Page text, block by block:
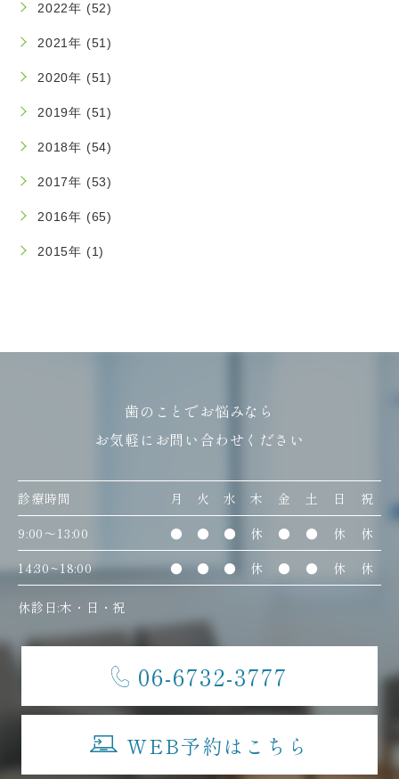
2022年 (52)
2021年 (51)
2020年 (51)
2019年 (51)
2018年 (54)
2017年 (53)
2016年 (65)
2015年 (1)
歯のことでお悩みなら
お気軽にお問い合わせください
診療時間 月 火 水 木 金 土 日
祝
9:00〜13:00
● ● ● 休 ● ● 休
休
14:30~18:00
● ● ● 休 ● ● 休 休
休診日:木・日・祝
06-6732-3777
WEB予約はこちら